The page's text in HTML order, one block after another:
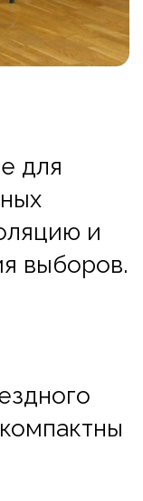
для
и
выборов.